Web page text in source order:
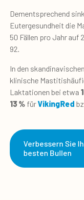
Dementsprechend
Eutergesundheit die
50 Fällen pro Jahr auf
92.
In den
klinische
Laktationen bei etwa
13 % fürVikingRed
Verbessern Sie
besten Bullen